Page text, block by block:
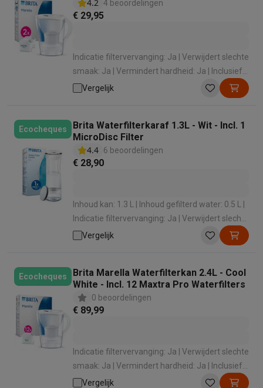
4.2 4 beoordelingen
€ 29,95
Indicatie filtervervanging: Ja | Verwijdert slechte
smaak: Ja | Vermindert hardheid: Ja | Inclusief
filterpatroon: Ja | Type: Waterfilterkan
Vergelijk
Ecocheques
Brita Waterfilterkaraf 1.3L - Wit - Incl. 1
MicroDisc Filter
4.4 6 beoordelingen
€ 28,90
Inhoud kan: 1.3 L | Inhoud gefilterd water: 0.5 L |
Indicatie filtervervanging: Ja | Verwijdert slechte
smaak: Ja | Verlaagt het loodgehalte: Ja
Vergelijk
Ecocheques
Brita Marella Waterfilterkan 2.4L - Cool
White - Incl. 12 Maxtra Pro Waterfilters
0 beoordelingen
€ 89,99
Indicatie filtervervanging: Ja | Verwijdert slechte
smaak: Ja | Vermindert hardheid: Ja | Inclusief
filterpatroon: Ja | Type: Waterfilterkan
Vergelijk